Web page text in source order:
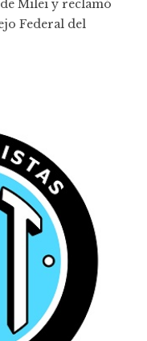
Milei y reclamó
Federal del